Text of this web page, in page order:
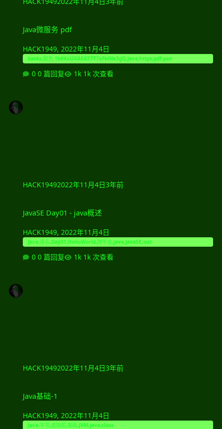
Java微服务 pdf
HACK1949,2022年11月4日
baidu,服务,1b0XxUXAEGT7T7xFkOle3gQ,Java,https,pdf,pan
0 篇回复 1k 次查看
HACK19492022年11月4日3年前
JavaSE Day01 - java概述
HACK1949, 2022年11月4日
Java,语言,Day01,HelloWorld,跨平台,java,JavaSE,out
0 篇回复 1k 次查看
HACK19492022年11月4日3年前
Java基础-1
HACK1949, 2022年11月4日
Java,字节,虚拟机,基础,JVM,java,class